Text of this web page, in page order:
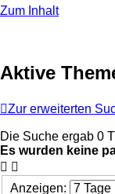
Zum Inhalt
Aktive
Zur erweiterten
Die Suche ergab 0
Es wurden keine
Anzeigen: